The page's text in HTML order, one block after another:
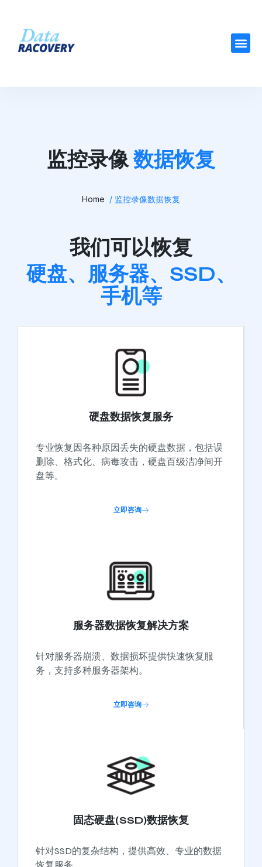
监控录像数据恢复
Home / 监控录像数据恢复
我们可以恢复
硬盘、服务器、SSD、
手机等
硬盘数据恢复服务
专业恢复因各种原因丢失的硬盘数据，包括误
删除、格式化、病毒攻击，硬盘百级洁净间开
盘等。
立即咨询
服务器数据恢复解决方案
针对服务器崩溃、数据损坏提供快速恢复服
务，支持多种服务器架构。
立即咨询
固态硬盘(SSD)数据恢复
针对SSD的复杂结构，提供高效、专业的数据